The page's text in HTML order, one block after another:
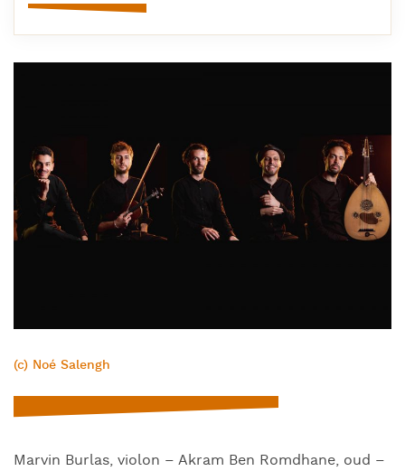
(c) Noé Salengh
Marvin Burlas, violon – Akram Ben Romdhane, oud –